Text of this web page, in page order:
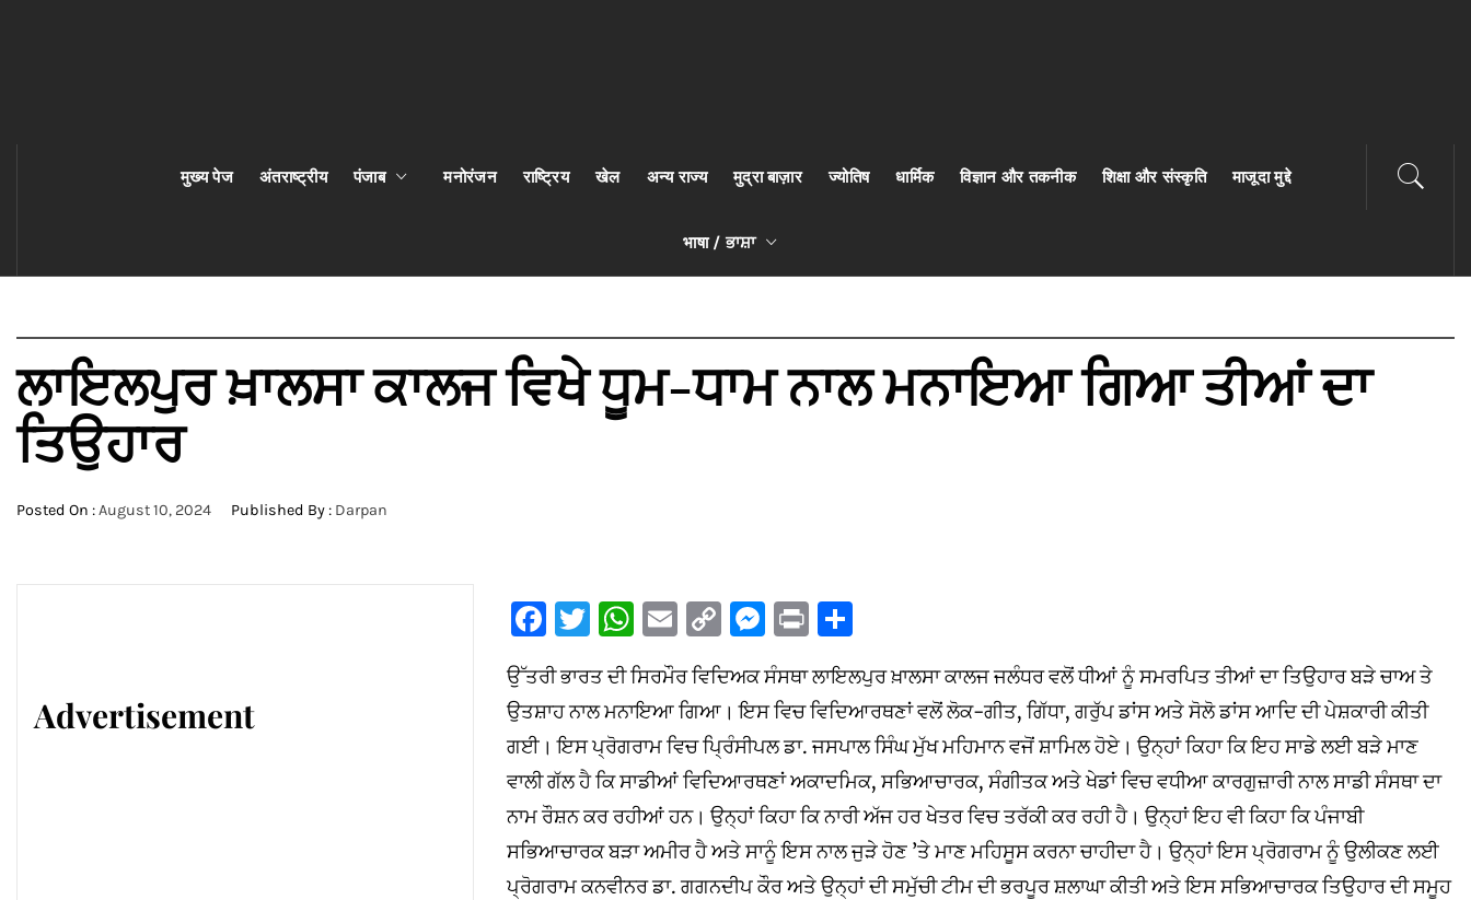
मुख्य पेज अंतराष्ट्रीय पंजाब मनोरंजन राष्ट्रिय खेल अन्य राज्य मुद्रा बाज़ार ज्योतिष धार्मिक विज्ञान और तकनीक शिक्षा और संस्कृति माजूदा मुद्दे
भाषा / ਭਾਸ਼ਾ
ਲਾਇਲਪੁਰ ਖ਼ਾਲਸਾ ਕਾਲਜ ਵਿਖੇ ਧੂਮ-ਧਾਮ ਨਾਲ ਮਨਾਇਆ ਗਿਆ ਤੀਆਂ ਦਾ
ਤਿਉਹਾਰ
Posted On :August 10, 2024 Published By : Darpan
Facebook
Twitter
WhatsApp
Email
Copy
Link
Messenger
Print
ਉੱਤਰੀ ਭਾਰਤ ਦੀ ਸਿਰਮੌਰ ਵਿਦਿਅਕ ਸੰਸਥਾ ਲਾਇਲਪੁਰ ਖ਼ਾਲਸਾ ਕਾਲਜ ਜਲੰਧਰ ਵਲੋਂ ਧੀਆਂ ਨੂੰ ਸਮਰਪਿਤ ਤੀਆਂ ਦਾ ਤਿਉਹਾਰ ਬੜੇ ਚਾਅ ਤੇ
ਉਤਸ਼ਾਹ ਨਾਲ ਮਨਾਇਆ ਗਿਆ। ਇਸ ਵਿਚ ਵਿਦਿਆਰਥਣਾਂ ਵਲੋਂ ਲੋਕ-ਗੀਤ, ਗਿੱਧਾ, ਗਰੁੱਪ ਡਾਂਸ ਅਤੇ ਸੋਲੋ ਡਾਂਸ ਆਦਿ ਦੀ ਪੇਸ਼ਕਾਰੀ ਕੀਤੀ
ਗਈ। ਇਸ ਪ੍ਰੋਗਰਾਮ ਵਿਚ ਪ੍ਰਿੰਸੀਪਲ ਡਾ. ਜਸਪਾਲ ਸਿੰਘ ਮੁੱਖ ਮਹਿਮਾਨ ਵਜੋਂ ਸ਼ਾਮਿਲ ਹੋਏ। ਉਨ੍ਹਾਂ ਕਿਹਾ ਕਿ ਇਹ ਸਾਡੇ ਲਈ ਬੜੇ ਮਾਣ
ਵਾਲੀ ਗੱਲ ਹੈ ਕਿ ਸਾਡੀਆਂ ਵਿਦਿਆਰਥਣਾਂ ਅਕਾਦਮਿਕ, ਸਭਿਆਚਾਰਕ, ਸੰਗੀਤਕ ਅਤੇ ਖੇਡਾਂ ਵਿਚ ਵਧੀਆ ਕਾਰਗੁਜ਼ਾਰੀ ਨਾਲ ਸਾਡੀ ਸੰਸਥਾ ਦਾ
ਨਾਮ ਰੌਸ਼ਨ ਕਰ ਰਹੀਆਂ ਹਨ। ਉਨ੍ਹਾਂ ਕਿਹਾ ਕਿ ਨਾਰੀ ਅੱਜ ਹਰ ਖੇਤਰ ਵਿਚ ਤਰੱਕੀ ਕਰ ਰਹੀ ਹੈ। ਉਨ੍ਹਾਂ ਇਹ ਵੀ ਕਿਹਾ ਕਿ ਪੰਜਾਬੀ
ਸਭਿਆਚਾਰਕ ਬੜਾ ਅਮੀਰ ਹੈ ਅਤੇ ਸਾਨੂੰ ਇਸ ਨਾਲ ਜੁੜੇ ਹੋਣ ’ਤੇ ਮਾਣ ਮਹਿਸੂਸ ਕਰਨਾ ਚਾਹੀਦਾ ਹੈ। ਉਨ੍ਹਾਂ ਇਸ ਪ੍ਰੋਗਰਾਮ ਨੂੰ ਉਲੀਕਣ ਲਈ
ਪ੍ਰੋਗਰਾਮ ਕਨਵੀਨਰ ਡਾ. ਗਗਨਦੀਪ ਕੌਰ ਅਤੇ ਉਨ੍ਹਾਂ ਦੀ ਸਮੁੱਚੀ ਟੀਮ ਦੀ ਭਰਪੂਰ ਸ਼ਲਾਘਾ ਕੀਤੀ ਅਤੇ ਇਸ ਸਭਿਆਚਾਰਕ ਤਿਉਹਾਰ ਦੀ ਸਮੂਹ
Advertisement